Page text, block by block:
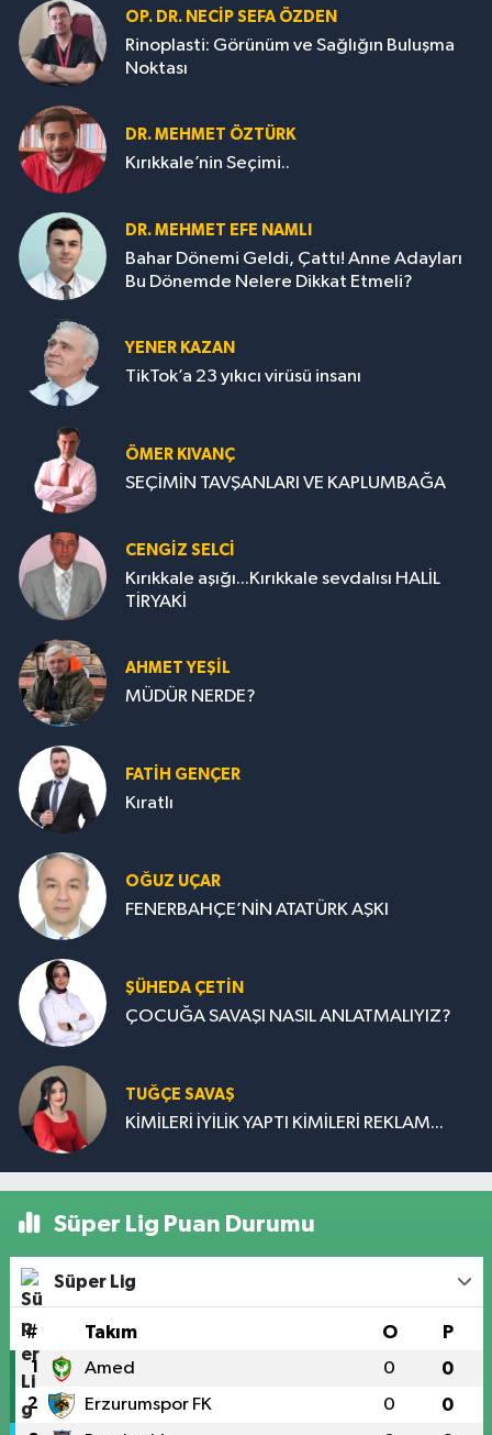
OP. DR. NECIP SEFA ÖZDEN
Rinoplasti: Görünüm ve Sağlığın Buluşma
Noktası
DR. MEHMET ÖZTÜRK
Kırıkkale’nin Seçimi..
DR. MEHMET EFE NAMLI
Bahar Dönemi Geldi, Çattı! Anne Adayları
Bu Dönemde Nelere Dikkat Etmeli?
YENER KAZAN
TikTok’a 23 yıkıcı virüsü insanı
ÖMER KIVANÇ
SEÇİMİN TAVŞANLARI VE KAPLUMBAĞA
CENGİZ SELCİ
Kırıkkale aşığı...Kırıkkale sevdalısı HALİL
TİRYAKİ
AHMET YEŞİL
MÜDÜR NERDE?
FATIH GENÇER
Kıratlı
OĞUZ UÇAR
FENERBAHÇE’NİN ATATÜRK AŞKI
ŞÜHEDA ÇETİN
ÇOCUĞA SAVAŞI NASIL ANLATMALIYIZ?
TUĞÇE SAVAŞ
KİMİLERİ İYİLİK YAPTI KİMİLERİ REKLAM...
Süper Lig Puan Durumu
Süper Lig
# Takım O P
1 Amed 0 0
2 Erzurumspor FK 0 0